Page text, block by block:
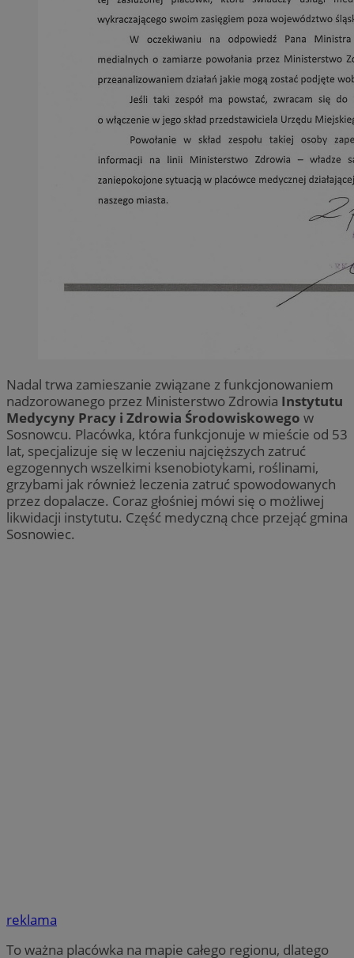
Nadal trwa zamieszanie związane z funkcjonowaniem
nadzorowanego przez Ministerstwo Zdrowia Instytutu
Medycyny Pracy i Zdrowia Środowiskowego w
Sosnowcu. Placówka, która funkcjonuje w mieście od 53
lat, specjalizuje się w leczeniu najcięższych zatruć
egzogennych wszelkimi ksenobiotykami, roślinami,
grzybami jak również leczenia zatruć spowodowanych
przez dopalacze. Coraz głośniej mówi się o możliwej
likwidacji instytutu. Część medyczną chce przejąć gmina
Sosnowiec.
reklama
To ważna placówka na mapie całego regionu, dlatego